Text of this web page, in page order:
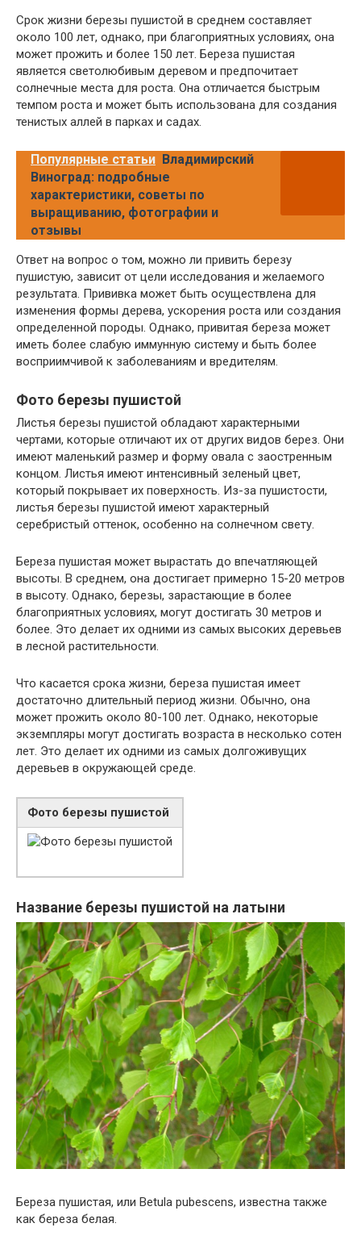
Срок жизни березы пушистой в среднем составляет
около 100 лет, однако, при благоприятных условиях, она
может прожить и более 150 лет. Береза пушистая
является светолюбивым деревом и предпочитает
солнечные места для роста. Она отличается быстрым
темпом роста и может быть использована для создания
тенистых аллей в парках и садах.
Популярные статьи Владимирский
Виноград: подробные
характеристики, советы по
выращиванию, фотографии и
отзывы
Ответ на вопрос о том, можно ли привить березу
пушистую, зависит от цели исследования и желаемого
результата. Прививка может быть осуществлена для
изменения формы дерева, ускорения роста или создания
определенной породы. Однако, привитая береза может
иметь более слабую иммунную систему и быть более
восприимчивой к заболеваниям и вредителям.
Фото березы пушистой
Листья березы пушистой обладают характерными
чертами, которые отличают их от других видов берез. Они
имеют маленький размер и форму овала с заостренным
концом. Листья имеют интенсивный зеленый цвет,
который покрывает их поверхность. Из-за пушистости,
листья березы пушистой имеют характерный
серебристый оттенок, особенно на солнечном свету.
Береза пушистая может вырастать до впечатляющей
высоты. В среднем, она достигает примерно 15-20 метров
в высоту. Однако, березы, зарастающие в более
благоприятных условиях, могут достигать 30 метров и
более. Это делает их одними из самых высоких деревьев
в лесной растительности.
Что касается срока жизни, береза пушистая имеет
достаточно длительный период жизни. Обычно, она
может прожить около 80-100 лет. Однако, некоторые
экземпляры могут достигать возраста в несколько сотен
лет. Это делает их одними из самых долгоживущих
деревьев в окружающей среде.
Фото березы пушистой
Название березы пушистой на латыни
Береза пушистая, или Betula pubescens, известна также
как береза белая.